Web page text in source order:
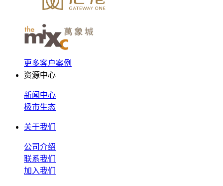
更多客户案例
资源中心
新闻中心
极市生态
关于我们
公司介绍
联系我们
加入我们